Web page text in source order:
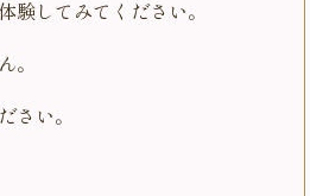
験してみてください。
。
さい。